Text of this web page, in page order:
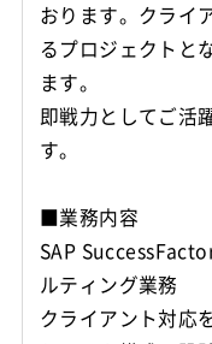
おります。クライ
るプロジェクトと
ます。
即戦力としてご活
す。
■業務内容
SAP
ルティング業務
クライアント対応